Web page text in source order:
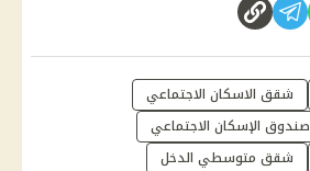
شقق الاسكان الاجتماعي
صندوق الإسكان الاجتماعي
شقق متوسطي الدخل